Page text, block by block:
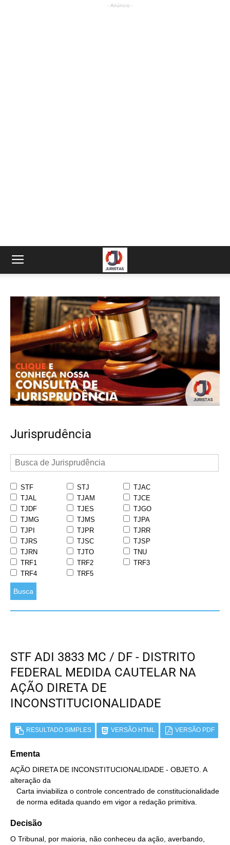
- Anúncio -
Jurisprudência
STF STJ
TJAC
TJAL
TJAM
TJCE
TJDF
TJES
TJGO
TJMG
TJMS
TJPA
TJPI
TJPR
TJRR
TJRS
TJSC
TJSP
TJRN
TJTO
TNU
TRF1
TRF2
TRF3
TRF4
TRF5
Busca
STF ADI 3833 MC / DF - DISTRITO
FEDERAL MEDIDA CAUTELAR NA
AÇÃO DIRETA DE
INCONSTITUCIONALIDADE
RESULTADO SIMPLES VERSÃO HTML VERSÃO PDF
Ementa
AÇÃO DIRETA DE INCONSTITUCIONALIDADE - OBJETO. A
alteração da
   de norma editada quando em vigor a redação primitiva.
Decisão
O Tribunal, por maioria, não conheceu da ação, averbando,